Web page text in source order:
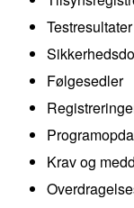
Testresultater
Følgesedler
Krav og